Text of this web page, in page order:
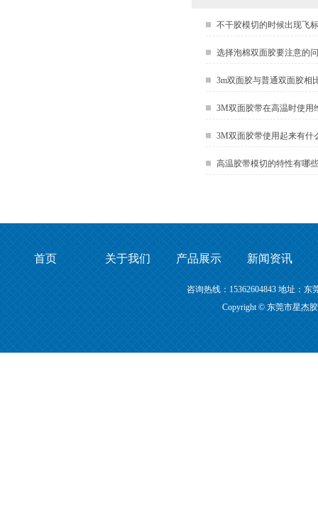
不干胶模切的时候出现飞
选择泡棉双面胶要注意的
3m双面胶与普通双面胶相
3M双面胶带在高温时使用
3M双面胶带使用起来有什
高温胶带模切的特性有哪些
首页 关于我们 产品展示 新闻资讯
咨询热线：15362604843 地址：
Copyright © 东莞市星杰